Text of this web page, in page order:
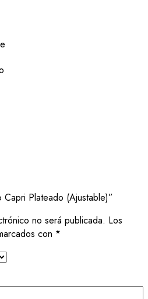
Plateado (Ajustable)”
no será publicada. Los
con *